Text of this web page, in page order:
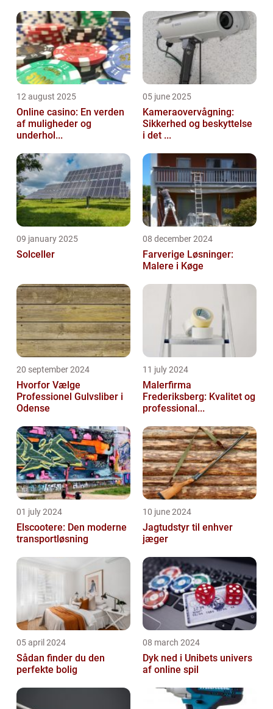
12 august 2025
Online casino: En verden
af muligheder og
underhol...
05 june 2025
Kameraovervågning:
Sikkerhed og beskyttelse
i det ...
09 january 2025
Solceller
08 december 2024
Farverige Løsninger:
Malere i Køge
20 september 2024
Hvorfor Vælge
Professionel Gulvsliber i
Odense
11 july 2024
Malerfirma
Frederiksberg: Kvalitet og
professional...
01 july 2024
Elscootere: Den moderne
transportløsning
10 june 2024
Jagtudstyr til enhver
jæger
05 april 2024
Sådan finder du den
perfekte bolig
08 march 2024
Dyk ned i Unibets univers
af online spil